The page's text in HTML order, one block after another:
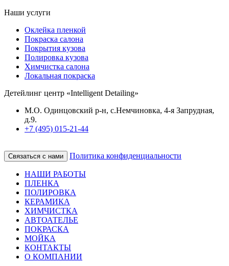
Наши услуги
Оклейка пленкой
Покраска салона
Покрытия кузова
Полировка кузова
Химчистка салона
Локальная покраска
Детейлинг центр «Intelligent Detailing»
М.О. Одинцовский р-н, с.Немчиновка, 4-я Запрудная,
д.9.
+7 (495) 015-21-44
Связаться с нами Политика конфиденциальности
НАШИ РАБОТЫ
ПЛЕНКА
ПОЛИРОВКА
КЕРАМИКА
ХИМЧИСТКА
АВТОАТЕЛЬЕ
ПОКРАСКА
МОЙКА
КОНТАКТЫ
О КОМПАНИИ